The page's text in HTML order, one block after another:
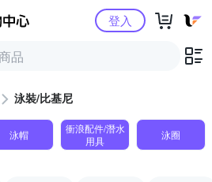
Yahoo購物中心登入
泳裝/比基尼
泳帽
衝浪配件/潛水
用具
泳圈